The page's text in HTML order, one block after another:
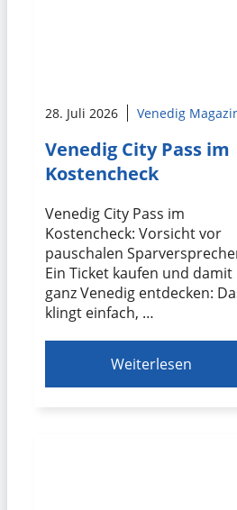
28. Juli 2026 Venedig
Venedig City Pass im
Kostencheck
Venedig City Pass im
Kostencheck: Vorsicht vor
pauschalen
Ein Ticket kaufen und damit
ganz Venedig entdecken:
klingt einfach, …
Weiterlesen